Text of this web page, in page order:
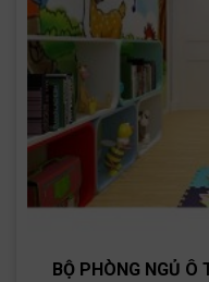
BỘ PHÒNG NGỦ Ô